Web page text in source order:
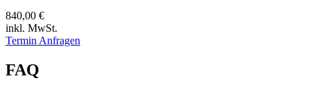
840,00 €
inkl. MwSt.
Termin Anfragen
FAQ